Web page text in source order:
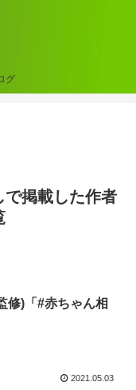
グ
で掲載した作者
修)「#赤ちゃん相
2021.05.03